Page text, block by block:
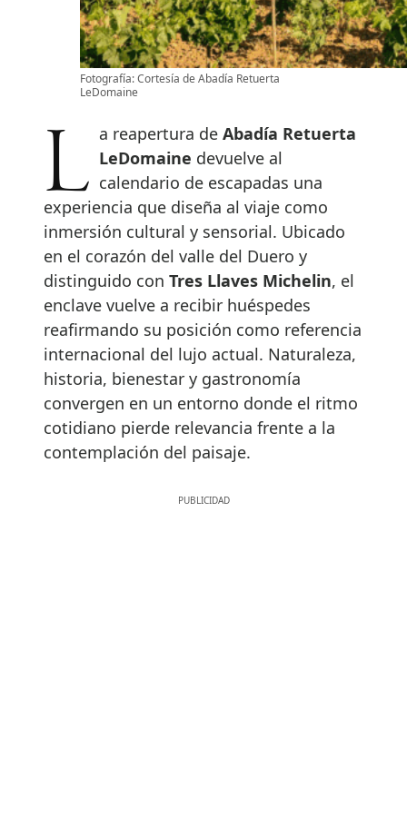
Fotografía: Cortesía de Abadía Retuerta
LeDomaine
La reapertura deAbadía Retuerta
LeDomaine devuelve al
calendario de escapadas una
experiencia que diseña al viaje como
inmersión cultural y sensorial. Ubicado
en el corazón del valle del Duero y
distinguido con Tres Llaves Michelin, el
enclave vuelve a recibir huéspedes
reafirmando su posición como referencia
internacional del lujo actual. Naturaleza,
historia, bienestar y gastronomía
convergen en un entorno donde el ritmo
cotidiano pierde relevancia frente a la
contemplación del paisaje.